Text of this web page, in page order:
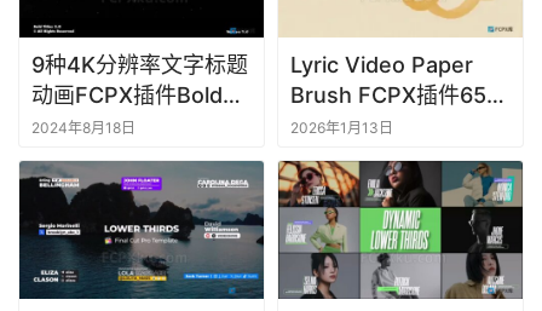
9种4K分辨率文字标题
动画FCPX插件Bold
Titles 3.0
2024年8月18日
Lyric Video Paper
Brush FCPX插件65组
动态文字歌曲歌词文本
动画模板
2026年1月13日